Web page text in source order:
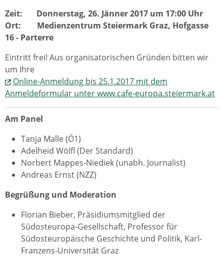
Zeit: Donnerstag, 26. Jänner 2017 um 17:00 Uhr
Ort: Medienzentrum Steiermark Graz, Hofgasse
16 - Parterre
Eintritt frei! Aus organisatorischen Gründen bitten wir
um Ihre
Online-Anmeldung bis 25.1.2017 mit dem
Anmeldeformular unter www.cafe-europa.steiermark.at
Am Panel
Tanja Malle (Ö1)
Adelheid Wölfl (Der Standard)
Norbert Mappes-Niediek (unabh. Journalist)
Andreas Ernst (NZZ)
Begrüßung und Moderation
Florian Bieber, Präsidiumsmitglied der
Südosteuropa-Gesellschaft, Professor für
Südosteuropäische Geschichte und Politik, Karl-
Franzens-Universität Graz